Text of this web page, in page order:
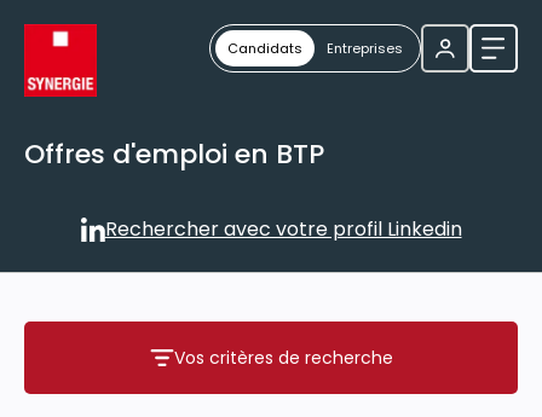
Candidats Entreprises
Offres d'emploi en BTP
Rechercher avec votre
Rechercher avec votre profil Linkedin
Vos critères de recherche
Vos critères de recherche